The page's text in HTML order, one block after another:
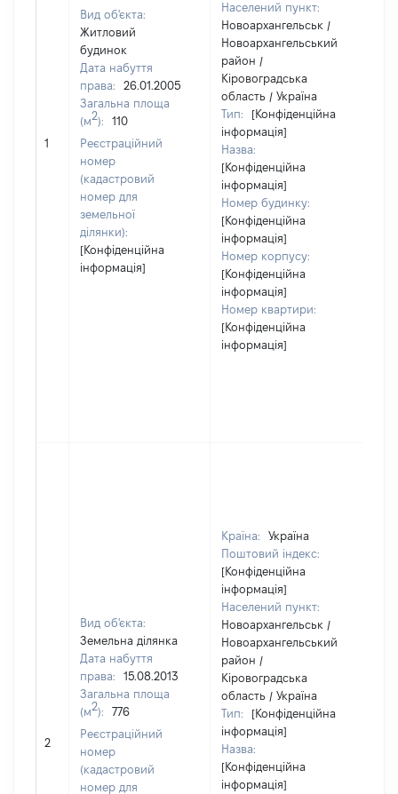
1
Вид об'єкта:
Житловий
будинок
Дата набуття
права:
26.01.2005
Загальна площа
(м2):
110
Реєстраційний
номер
(кадастровий
номер для
земельної
ділянки):
[Конфіденційна
інформація]
Населений пункт:
Новоархангельськ /
Новоархангельський
район /
Кіровоградська
область / Україна
Тип:
[Конфіденційна
інформація]
Назва:
[Конфіденційна
інформація]
Номер будинку:
[Конфіденційна
інформація]
Номер корпусу:
[Конфіденційна
інформація]
Номер квартири:
[Конфіденційна
інформація]
2
Вид об'єкта:
Земельна ділянка
Дата набуття
права:
15.08.2013
Загальна площа
(м2):
776
Реєстраційний
номер
(кадастровий
номер для
Країна:
Україна
Поштовий індекс:
[Конфіденційна
інформація]
Населений пункт:
Новоархангельськ /
Новоархангельський
район /
Кіровоградська
область / Україна
Тип:
[Конфіденційна
інформація]
Назва:
[Конфіденційна
інформація]